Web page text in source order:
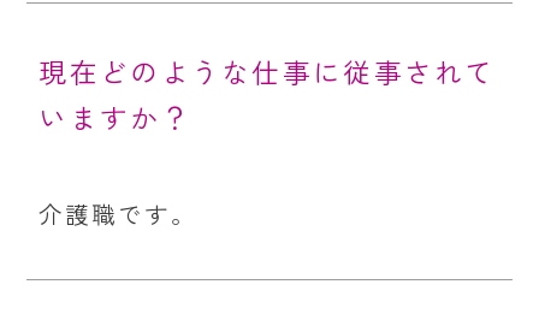
現在どのような仕事に従事されて
いますか？
介護職です。